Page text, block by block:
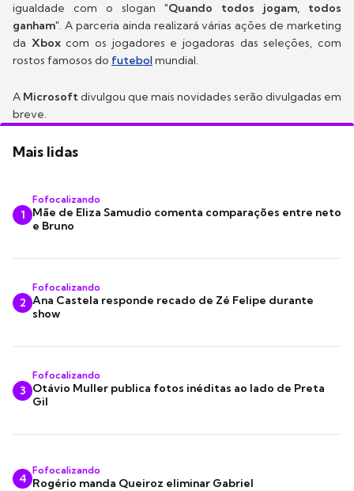
igualdade com o slogan "Quando todos jogam, todos
ganham". A parceria ainda realizará várias ações de marketing
da Xboxcom os jogadores e jogadoras das seleções, com
rostos famosos do futebolmundial.
A Microsoftdivulgou que mais novidades serão divulgadas em
breve.
Mais lidas
1
Fofocalizando
Mãe de Eliza Samudio comenta comparações entre neto
e Bruno
2
Fofocalizando
Ana Castela responde recado de Zé Felipe durante
show
3
Fofocalizando
Otávio Muller publica fotos inéditas ao lado de Preta
Gil
4
Fofocalizando
Rogério manda Queiroz eliminar Gabriel